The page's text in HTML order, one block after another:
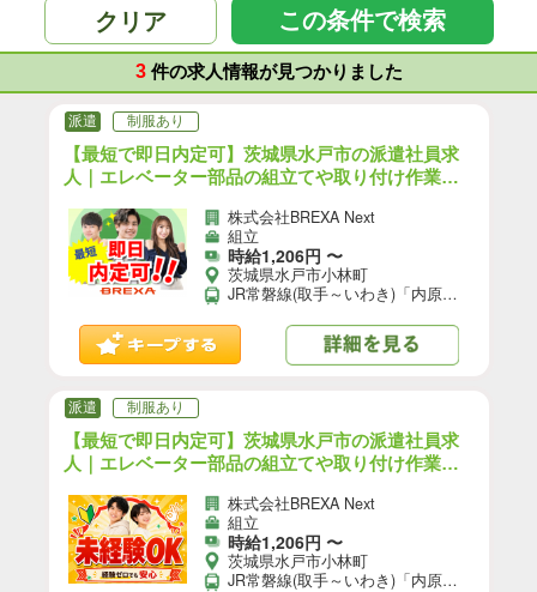
クリア この条件で検索
3件の求人情報が見つかりました
派遣 制服あり
【最短で即日内定可】茨城県水戸市の派遣社員求
人｜エレベーター部品の組立てや取り付け作業の
線(取手～いわき)「内原駅」車6分 【14】/F16-11
837-01
株式会社BREXA Next
組立
時給1,206円 〜
茨城県水戸市小林町
JR常磐線(取手～いわき)「内原駅」車6分 ※常磐自動車道水戸ICから車で10分 ★工場敷地外に無料駐車場あり
派遣 制服あり
【最短で即日内定可】茨城県水戸市の派遣社員求
人｜エレベーター部品の組立てや取り付け作業の
線(取手～いわき)「内原駅」車6分 【14】/F16-11
837-05
株式会社BREXA Next
組立
時給1,206円 〜
茨城県水戸市小林町
JR常磐線(取手～いわき)「内原駅」車6分 ※常磐自動車道水戸ICから車で10分 ★工場敷地外に無料駐車場あり